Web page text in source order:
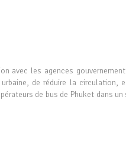
avec les agences
de réduire la circulation,
de bus de Phuket dans un